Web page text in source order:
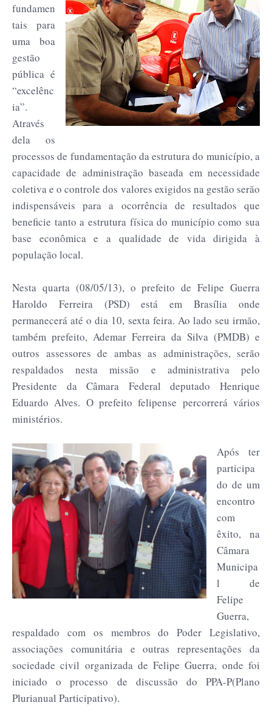
fundamen
tais para
uma boa
gestão
pública é
“excelênc
ia”.
Através
dela os
processos de fundamentação da estrutura do município, a
capacidade de administração baseada em necessidade
coletiva e o controle dos valores exigidos na gestão serão
indispensáveis para a ocorrência de resultados que
beneficie tanto a estrutura física do município como sua
base econômica e a qualidade de vida dirigida à
população local.
Nesta quarta (08/05/13), o prefeito de Felipe Guerra
Haroldo Ferreira (PSD) está em Brasília onde
permanecerá até o dia 10, sexta feira. Ao lado seu irmão,
também prefeito, Ademar Ferreira da Silva (PMDB) e
outros assessores de ambas as administrações, serão
respaldados nesta missão e administrativa pelo
Presidente da Câmara Federal deputado Henrique
Eduardo Alves. O prefeito felipense percorrerá vários
ministérios.
Após ter
participa
do de um
encontro
com
êxito, na
Câmara
Municipa
l de
Felipe
Guerra,
respaldado com os membros do Poder Legislativo,
associações comunitária e outras representações da
sociedade civil organizada de Felipe Guerra, onde foi
iniciado o processo de discussão do PPA-P(Plano
Plurianual Participativo).